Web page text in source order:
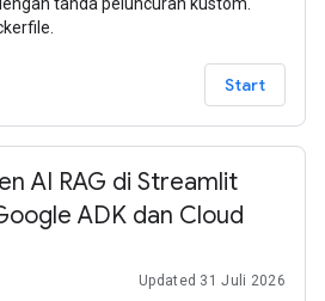
Start
AI RAG di Streamlit
ADK dan Cloud
Updated 31 Juli 2026